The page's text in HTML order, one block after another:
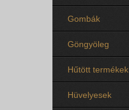
Gombák
Göngyöleg
Hűtött termékek
Hüvelyesek